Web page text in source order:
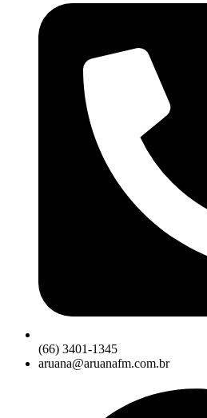
(66) 3401-1345
aruana@aruanafm.com.br